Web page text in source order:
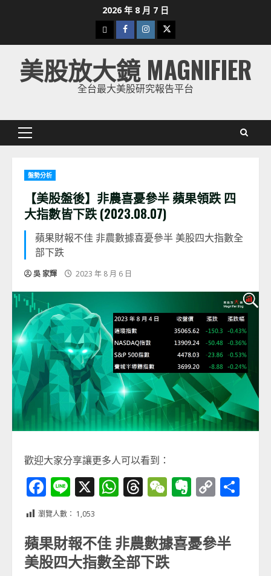
2026 年 8 月 7 日
下
載
美
股
Facebook
Instagram
Twitter
美股放大鏡 MAGNIFIER
全台最大美股研究報告平台
Primary
盤勢分析
【美股盤後】非農喜憂參半 蘋果領跌 四
大指數皆下跌 (2023.08.07)
蘋果財報不佳 非農數據喜憂參半 美股四大指數全
部下跌
吳 家輝 2023 年 8 月 6 日
歡迎大家分享讓更多人可以看到：
Facebook
Line
X WhatsApp
Threads
WeChat
Evernote
Copy
瀏覽人數： 1,053
蘋果財報不佳 非農數據喜憂參半
美股四大指數全部下跌